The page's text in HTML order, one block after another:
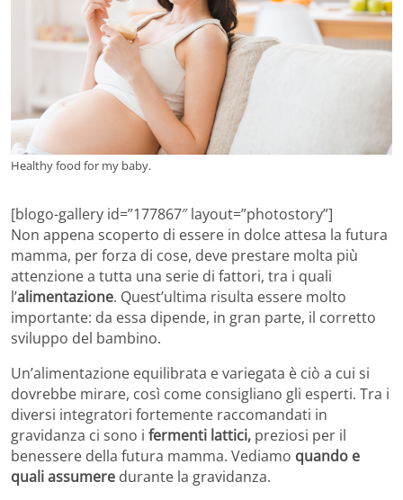
Healthy food for my baby.
[blogo-gallery id=”177867″ layout=”photostory”]
Non appena scoperto di essere in dolce attesa la futura
mamma, per forza di cose, deve prestare molta più
attenzione a tutta una serie di fattori, tra i quali
l’alimentazione. Quest’ultima risulta essere molto
importante: da essa dipende, in gran parte, il corretto
sviluppo del bambino.
Un’alimentazione equilibrata e variegata è ciò a cui si
dovrebbe mirare, così come consigliano gli esperti. Tra i
diversi integratori fortemente raccomandati in
gravidanza ci sono i fermenti lattici, preziosi per il
benessere della futura mamma. Vediamo quando e
quali assumere durante la gravidanza.